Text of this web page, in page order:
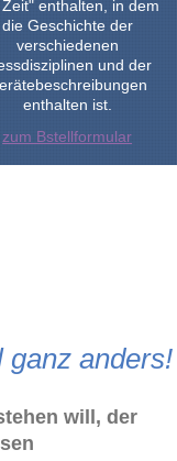
enthalten, in dem
die Geschichte der
verschiedenen
und der
enthalten ist.
zum Bstellformular
ganz anders!
will, der